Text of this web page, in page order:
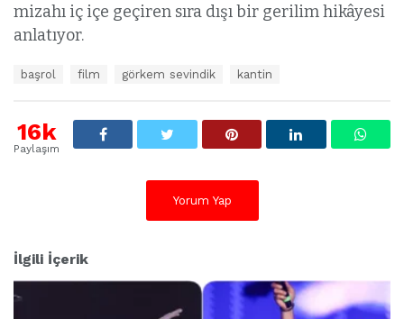
mizahı iç içe geçiren sıra dışı bir gerilim hikâyesi
anlatıyor.
t
başrol film görkem sevindik kantin
16k
Paylaşım
Yorum Yap
İlgili İçerik